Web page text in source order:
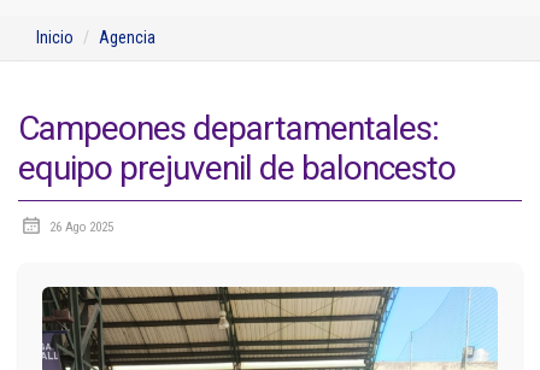
Inicio Agencia
Campeones departamentales:
equipo prejuvenil de baloncesto
26 Ago 2025
Departamentos
Extensión
Bienestar
Académico